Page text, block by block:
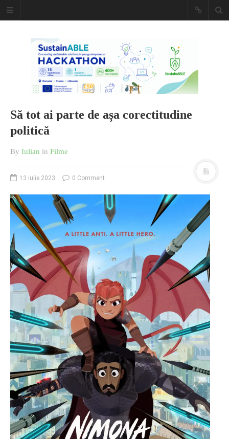
Caiet de
insemnari
DESCARCĂ!
O poveste in care sexul se
confunda cu dragostea,
cinismul cu idealismul si
poezia cu umorul.
DESCARCĂ!
Să tot ai parte de așa corectitudine
politică
By Iulian in Filme
13 iulie 2023 0 Comment